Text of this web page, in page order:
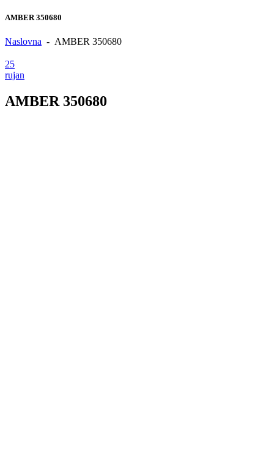
AMBER 350680
Naslovna - AMBER 350680
25
rujan
AMBER 350680